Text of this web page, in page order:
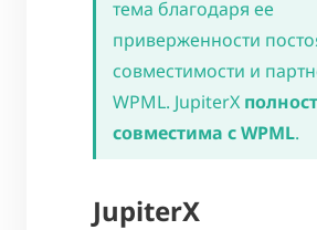
тема благодаря ее
приверженности
совместимости и
WPML. JupiterX
совместима с WPML.
JupiterX